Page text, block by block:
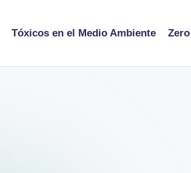
Tóxicos en el Medio Ambiente